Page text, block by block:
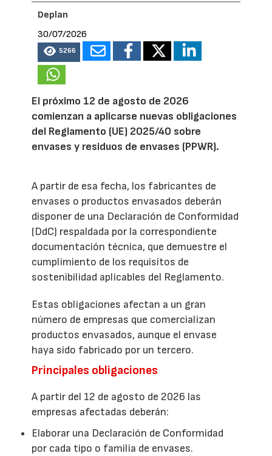
Deplan
30/07/2026
5266
El próximo 12 de agosto de 2026
comienzan a aplicarse nuevas obligaciones
del Reglamento (UE) 2025/40 sobre
envases y residuos de envases (PPWR).
A partir de esa fecha, los fabricantes de
envases o productos envasados deberán
disponer de una Declaración de Conformidad
(DdC) respaldada por la correspondiente
documentación técnica, que demuestre el
cumplimiento de los requisitos de
sostenibilidad aplicables del Reglamento.
Estas obligaciones afectan a un gran
número de empresas que comercializan
productos envasados, aunque el envase
haya sido fabricado por un tercero.
Principales obligaciones
A partir del 12 de agosto de 2026 las
empresas afectadas deberán:
Elaborar una Declaración de Conformidad
por cada tipo o familia de envases.